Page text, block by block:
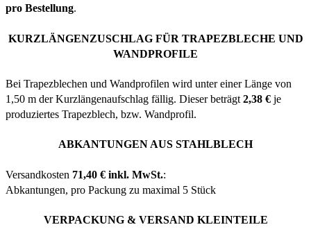
pro Bestellung.
KURZLÄNGENZUSCHLAG FÜR TRAPEZBLECHE UND
WANDPROFILE
Bei Trapezblechen und Wandprofilen wird unter einer Länge von
1,50 m der Kurzlängenaufschlag fällig. Dieser beträgt 2,38 € je
produziertes Trapezblech, bzw. Wandprofil.
ABKANTUNGEN AUS STAHLBLECH
Versandkosten 71,40 € inkl. MwSt.:
Abkantungen, pro Packung zu maximal 5 Stück
VERPACKUNG & VERSAND KLEINTEILE